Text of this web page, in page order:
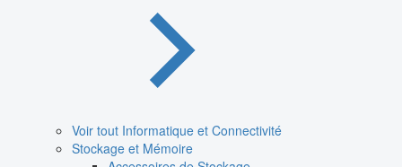
Voir tout Informatique et Connectivité
Stockage et Mémoire